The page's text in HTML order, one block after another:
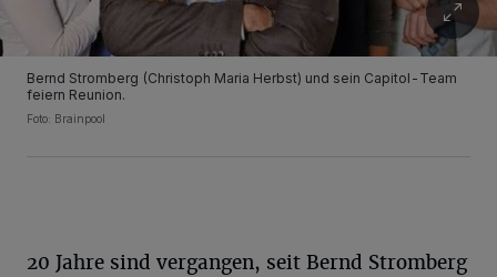
Bernd Stromberg (Christoph Maria Herbst) und sein Capitol-Team
feiern Reunion.
Foto: Brainpool
20 Jahre sind vergangen, seit Bernd Stromberg